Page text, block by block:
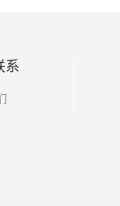
系